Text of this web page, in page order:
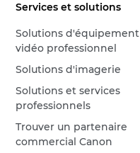
Services et solutions
Solutions d'équipement
vidéo professionnel
Solutions d'imagerie
Solutions et services
professionnels
Trouver un partenaire
commercial Canon